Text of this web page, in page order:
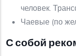
человек.
Чаевые (по
С собой